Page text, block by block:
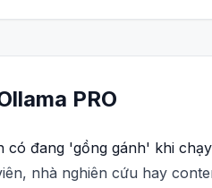
PRO
có đang 'gồng gánh' khi
nhà nghiên cứu hay